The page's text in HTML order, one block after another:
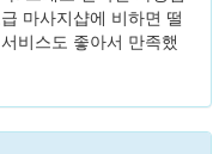
마사지샵에 비하면 떨
비스도 좋아서 만족했